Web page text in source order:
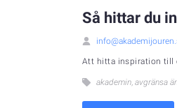
Så hittar du
Att hitta inspiration till
akademin, avgränsa